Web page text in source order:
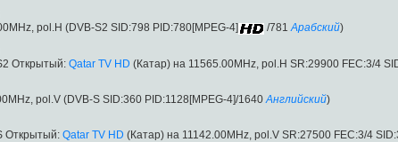
pol.H (DVB-S2 SID:798 PID:780[MPEG-4] /781 Арабский)
Открытый: Qatar TV HD (Катар) на 11565.00MHz, pol.H SR:29900 FEC:3/4
pol.V (DVB-S SID:360 PID:1128[MPEG-4]/1640 Английский)
Открытый: Qatar TV HD (Катар) на 11142.00MHz, pol.V SR:27500 FEC:3/4